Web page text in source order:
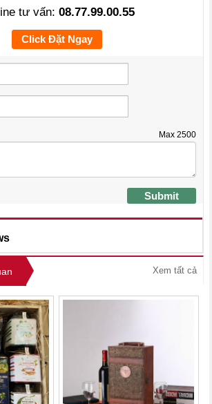
tư vấn: 08.77.99.00.55
Click Đặt Ngay
Max 2500
Submit
Xem tất cả